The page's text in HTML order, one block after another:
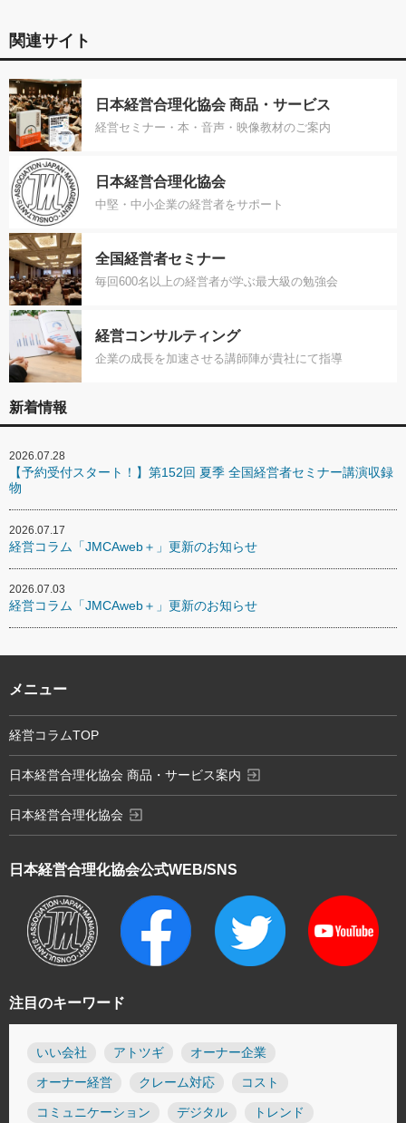
関連サイト
日本経営合理化協会 商品・サービス
経営セミナー・本・音声・映像教材のご案内
日本経営合理化協会
中堅・中小企業の経営者をサポート
全国経営者セミナー
毎回600名以上の経営者が学ぶ最大級の勉強会
経営コンサルティング
企業の成長を加速させる講師陣が貴社にて指導
新着情報
2026.07.28
【予約受付スタート！】第152回 夏季 全国経営者セミナー講演収録
物
2026.07.17
経営コラム「JMCAweb＋」更新のお知らせ
2026.07.03
経営コラム「JMCAweb＋」更新のお知らせ
注目のキーワード
いい会社 アトツギ オーナー企業
オーナー経営 クレーム対応 コスト
コミュニケーション デジタル トレンド
日本経営合理化協会公式WEB/SNS
メニュー
経営コラムTOP
日本経営合理化協会 商品・サービス案内 exit_to_app
日本経営合理化協会 exit_to_app